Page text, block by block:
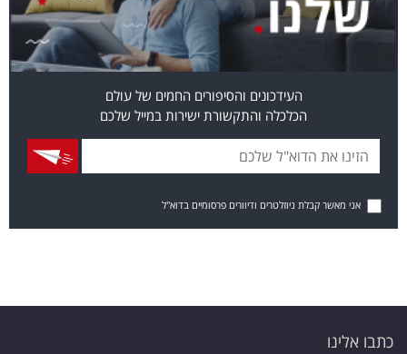
העידכונים והסיפורים החמים של עולם
הכלכלה והתקשורת ישירות במייל שלכם
אני מאשר קבלת ניוזלטרים ודיוורים פרסומיים בדוא"ל
כתבו אלינו